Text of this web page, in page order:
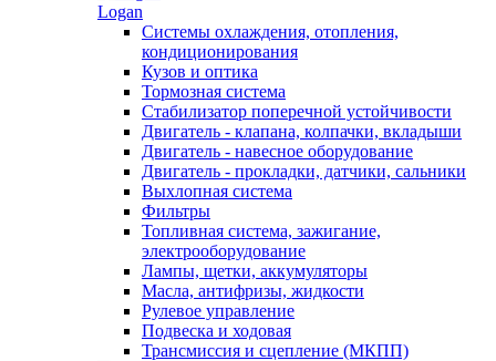
Logan
Системы охлаждения, отопления,
кондиционирования
Кузов и оптика
Тормозная система
Стабилизатор поперечной устойчивости
Двигатель - клапана, колпачки, вкладыши
Двигатель - навесное оборудование
Двигатель - прокладки, датчики, сальники
Выхлопная система
Фильтры
Топливная система, зажигание,
электрооборудование
Лампы, щетки, аккумуляторы
Масла, антифризы, жидкости
Рулевое управление
Подвеска и ходовая
Трансмиссия и сцепление (МКПП)